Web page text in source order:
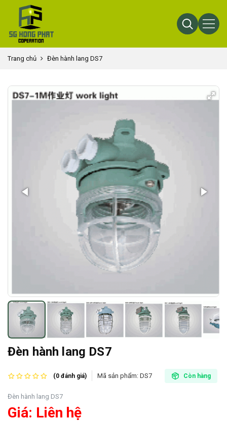
Trang chủ Đèn hành lang DS7
Đèn hành lang DS7
(0 đánh giá) Mã sản phẩm: DS7 Còn hàng
Đèn hành lang DS7
Giá: Liên hệ